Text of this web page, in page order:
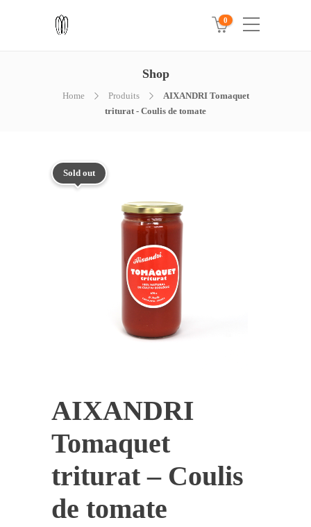
0
Shop
Home Produits
AIXANDRI Tomaquet
triturat - Coulis de tomate
Sold out
AIXANDRI
Tomaquet
triturat – Coulis
de tomate